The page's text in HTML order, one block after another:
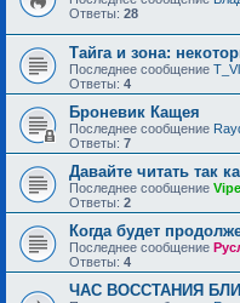
Ответы: 28
Тайга и зона:
Последнее сообщение
Ответы: 4
Броневик Кащея
Последнее сообщение
Ответы: 7
Давайте читать так
Последнее сообщение
Ответы: 2
Когда будет
Последнее сообщение
Ответы: 4
ЧАС ВОССТАНИЯ